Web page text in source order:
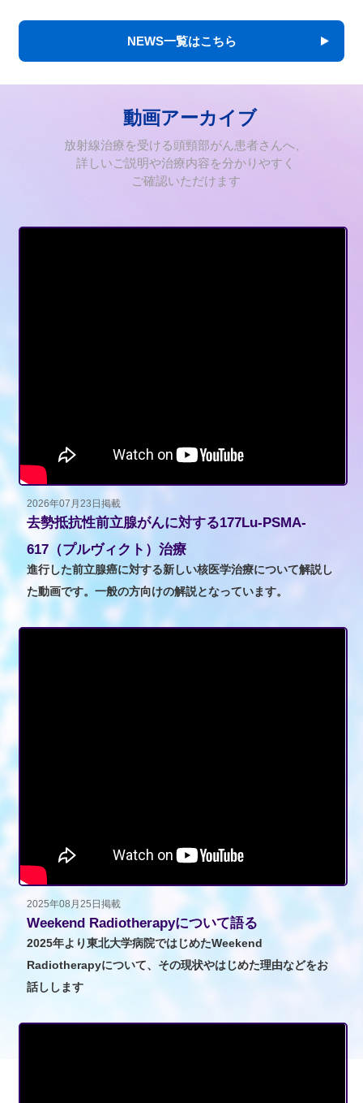
NEWS一覧はこちら
動画アーカイブ
放射線治療を受ける頭頸部がん患者さんへ、
詳しいご説明や治療内容を分かりやすく
ご確認いただけます
2026年07月23日掲載
去勢抵抗性前立腺がんに対する177Lu-PSMA-
617（プルヴィクト）治療
進行した前立腺癌に対する新しい核医学治療について解説し
た動画です。一般の方向けの解説となっています。
2025年08月25日掲載
Weekend Radiotherapyについて語る
2025年より東北大学病院ではじめたWeekend
Radiotherapyについて、その現状やはじめた理由などをお
話しします